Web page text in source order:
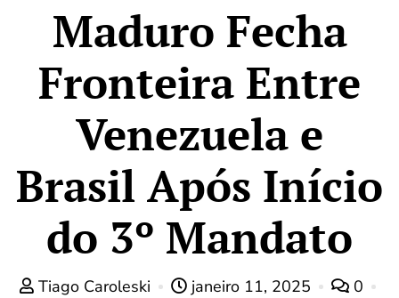
Maduro Fecha
Fronteira Entre
Venezuela e
Brasil Após Início
do 3º Mandato
Tiago Caroleski janeiro 11, 2025
0